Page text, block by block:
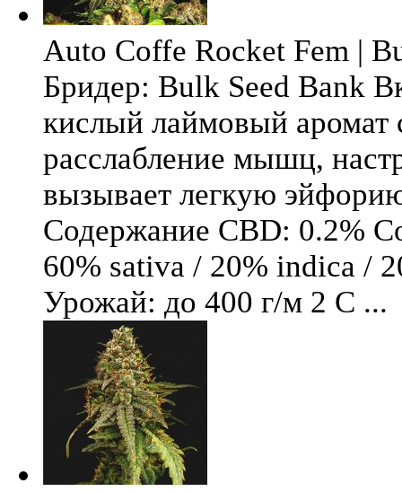
Auto Coffe Rocket Fem |
Бридер: Bulk Seed Bank
кислый лаймовый аромат
расслабление мышц,
вызывает легкую
Содержание CBD: 0.2%
60% sativa / 20% indica /
Урожай: до 400 г/м 2 С ...